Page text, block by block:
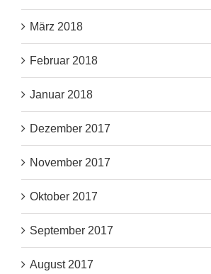
März 2018
Februar 2018
Januar 2018
Dezember 2017
November 2017
Oktober 2017
September 2017
August 2017